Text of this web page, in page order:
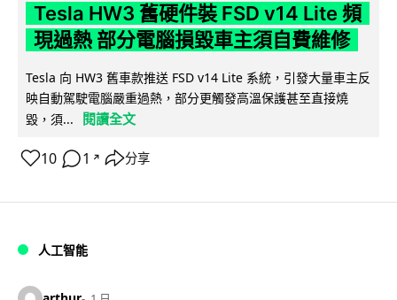
Tesla HW3 舊硬件裝 FSD v14 Lite 頻
現過熱 部分電腦損毀車主須自費維修
Tesla 向 HW3 舊車款推送 FSD v14 Lite 系統，引發大量車主反
映自動駕駛電腦嚴重過熱，部分更觸發高溫保護甚至直接燒
毀，須...
閱讀全文
10 1 ↗ 分享
人工智能